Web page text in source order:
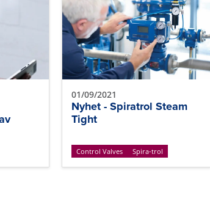
01/09/2021
Nyhet - Spiratrol Steam
Tight
Control Valves Spira-trol